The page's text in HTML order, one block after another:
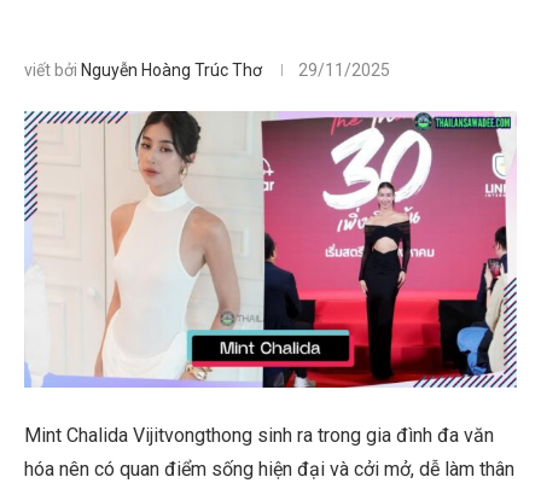
viết bởi Nguyễn Hoàng Trúc Thơ 29/11/2025
Mint Chalida Vijitvongthong sinh ra trong gia đình đa văn
hóa nên có quan điểm sống hiện đại và cởi mở, dễ làm thân